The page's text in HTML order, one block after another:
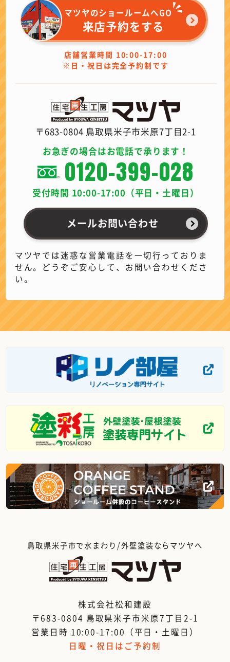
マツヤのショールームへGO
来店予約をする
店舗営業時間 10:00-17:00
※日・祝日は完全予約制です
〒683-0804 鳥取県米子市米原7丁目2-1
お急ぎの場合はお電話で承ります！
0120-399-028
受付時間 10:00-17:00（平日・土曜日）
メールお問い合わせ
マツヤでは迷惑な営業電話を一切行っておりま
せん。どうぞご安心して、お問い合わせくださ
い。
鳥取県米子市で水まわり/外壁塗装ならマツヤへ
株式会社松和建設
〒683-0804 鳥取県米子市米原7丁目2-1
営業日時 10:00-17:00（平日・土曜日）
日曜・祝日はご予約制